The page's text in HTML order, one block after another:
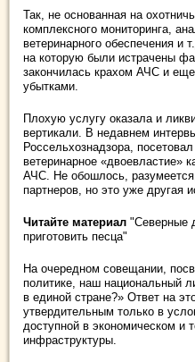
Так, не основанная на
комплексного мониторинга,
ветеринарного обеспечения и
на которую были истрачены
закончилась крахом АЧС и
убытками.
Плохую услугу оказала и
вертикали. В недавнем
Россельхознадзора,
ветеринарное «двоевластие»
АЧС. Не обошлось,
партнеров, но это уже другая
Читайте материал "Северные
приготовить песца"
На очередном совещании,
политике, наш национальный
в единой стране?» Ответ на
утвердительным только в
доступной в экономическом и
инфраструктуры.